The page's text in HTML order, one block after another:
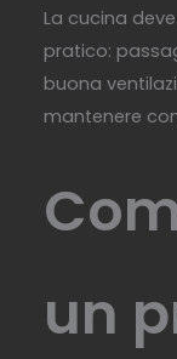
La cucina
pratico:
buona
mantenere
un